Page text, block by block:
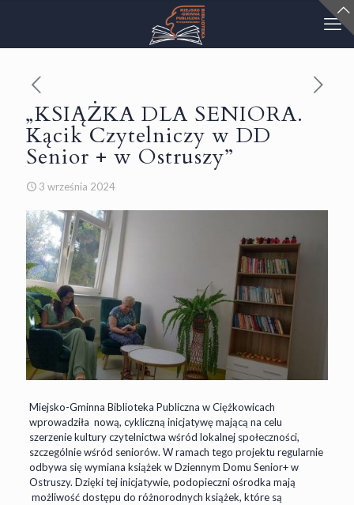
„KSIĄŻKA DLA SENIORA.
Kącik Czytelniczy w DD
Senior + w Ostruszy”
3 września 2024
Miejsko-Gminna Biblioteka Publiczna w Ciężkowicach
wprowadziła nową, cykliczną inicjatywę mającą na celu
szerzenie kultury czytelnictwa wśród lokalnej społeczności,
szczególnie wśród seniorów. W ramach tego projektu regularnie
odbywa się wymiana książek w Dziennym Domu Senior+ w
Ostruszy. Dzięki tej inicjatywie, podopieczni ośrodka mają
możliwość dostępu do różnorodnych książek, które są